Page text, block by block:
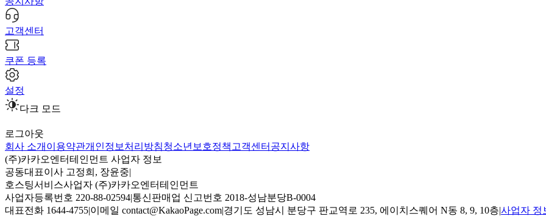
고객센터
쿠폰 등록
설정
다크 모드
로그아웃
회사 소개 이용약관개인정보처리방침청소년보호정책 고객센터 공지사항
(주)카카오엔터테인먼트 사업자 정보
공동대표이사 고정희, 장윤중|
호스팅서비스사업자 (주)카카오엔터테인먼트
사업자등록번호 220-88-02594|통신판매업 신고번호 2018-성남분당B-0004
대표전화 1644-4755|이메일 contact@KakaoPage.com|경기도 성남시 분당구 판교역로 235, 에이치스퀘어 N동 8, 9, 10층|사업자 정